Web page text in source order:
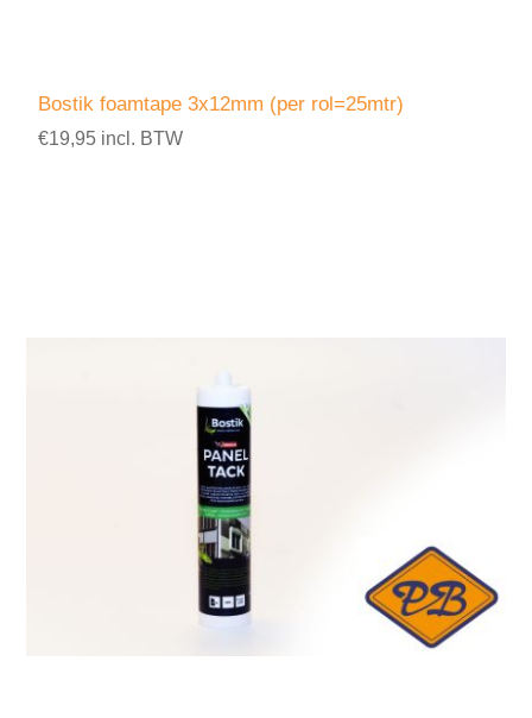
Bostik foamtape 3x12mm (per rol=25mtr)
€19,95 incl. BTW